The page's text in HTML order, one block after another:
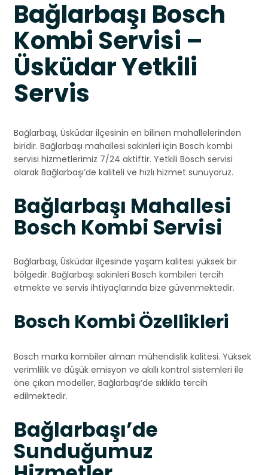
Bağlarbaşı Bosch
Kombi Servisi –
Üsküdar Yetkili
Servis
Bağlarbaşı, Üsküdar ilçesinin en bilinen mahallelerinden
biridir. Bağlarbaşı mahallesi sakinleri için Bosch kombi
servisi hizmetlerimiz 7/24 aktiftir. Yetkili Bosch servisi
olarak Bağlarbaşı’de kaliteli ve hızlı hizmet sunuyoruz.
Bağlarbaşı Mahallesi
Bosch Kombi Servisi
Bağlarbaşı, Üsküdar ilçesinde yaşam kalitesi yüksek bir
bölgedir. Bağlarbaşı sakinleri Bosch kombileri tercih
etmekte ve servis ihtiyaçlarında bize güvenmektedir.
Bosch Kombi Özellikleri
Bosch marka kombiler alman mühendislik kalitesi. Yüksek
verimlilik ve düşük emisyon ve akıllı kontrol sistemleri ile
öne çıkan modeller, Bağlarbaşı’de sıklıkla tercih
edilmektedir.
Bağlarbaşı’de
Sunduğumuz